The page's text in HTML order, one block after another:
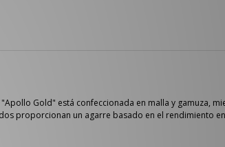
Gold" está confeccionada en malla y gamuza,
proporcionan un agarre basado en el rendimiento